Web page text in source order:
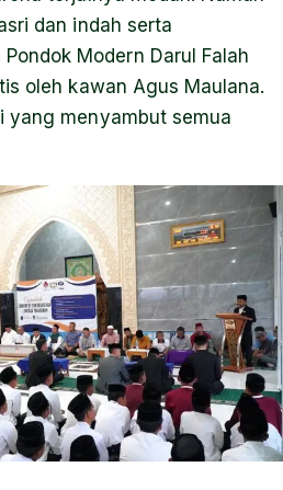
dan indah serta
Modern Darul Falah
oleh kawan Agus Maulana.
yang menyambut semua